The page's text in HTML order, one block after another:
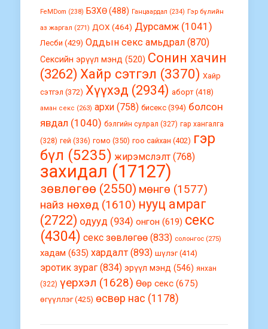
FeMDom (238) БЗХӨ(488) Ганцаардал (234) Гэр бүлийн
аз жаргал (271) ДОХ (464) Дурсамж (1041)
Лесби (429) Оддын секс амьдрал (870)
Сексийн эрүүл мэнд (520) Сонин хачин
(3262) Хайр сэтгэл (3370) Хайр
сэтгэл (372) Хүүхэд (2934) аборт (418)
аман секс (263) архи (758) бисекс (394) болсон
явдал (1040) бэлгийн сулрал (327) гар хангалга
(328) гей (336) гомо (350) гоо сайхан (402) гэр
бүл (5235) жирэмслэлт (768)
захидал (17127)
зөвлөгөө (2550) мөнгө (1577)
найз нөхөд (1610) нууц амраг
(2722) одууд (934) онгон (619) секс
(4304) секс зөвлөгөө (833) солонгос (275)
хадам (635) хардалт (893) шүлэг(414)
эротик зураг(834) эрүүл мэнд (546) янхан
(322) үерхэл (1628) Өөр секс (675)
өгүүллэг(425) өсвөр нас (1178)